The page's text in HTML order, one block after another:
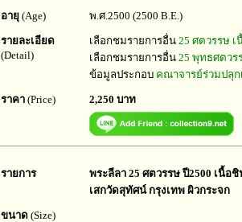
อายุ (Age) พ.ศ.2500 (2500 B.E.)
รายละเอียด
(Detail)
เลือกชมรายการอื่น 25 ศตวรรษ
เลือกชมรายการอื่น 25 พุทธศตวร
ข้อมูลประกอบ คณาจารย์ร่วมปลุก
ราคา (Price) 2,250 บาท
รายการ
พระลีลา 25 ศตวรรษ ปี2500 เนื้
เสกวัดสุทัศน์ กรุงเทพ ผิวกระจก
ขนาด (Size)